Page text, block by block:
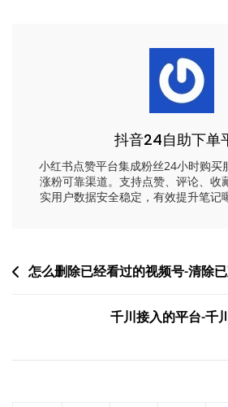
抖音24自助下单
小红书点赞平台集成粉丝24小时购买
涨粉可靠渠道。支持点赞、评论、收
实用户数据安全稳定，有效提升笔记
文怎么删除已经看过的视频号-清除
千川接入的平台-千